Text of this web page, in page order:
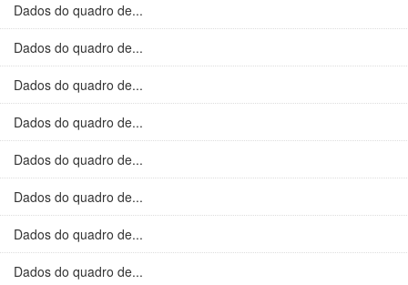
Dados do quadro de...
Dados do quadro de...
Dados do quadro de...
Dados do quadro de...
Dados do quadro de...
Dados do quadro de...
Dados do quadro de...
Dados do quadro de...